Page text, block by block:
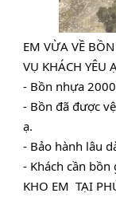
EM VỪA VỀ
VỤ KHÁCH YÊU
- Bồn nhựa
- Bồn đã được
ạ.
- Bảo hành lâu
- Khách cần
KHO EM  TẠI